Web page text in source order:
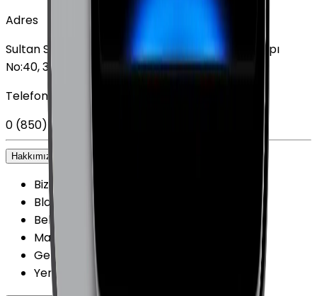
Adres
Sultan Selim Mahallesi, Lalegül Sokağı No:5, İç Kapı
No:40, 34415 Kağıthane/İstanbul
Telefon
0 (850) 303 79 79
Hakkımızda
Biz kimiz?
Blog
Belgelerimiz
Mağazalarımız
Getmobil Güvenilir Mi?
Yenilenmiş Cihazlarda Güvence